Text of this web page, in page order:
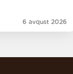
6 avqust 2026